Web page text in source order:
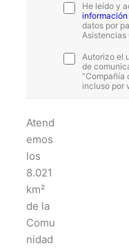
He leído y
información
datos por
Asistencias
Autorizo el
de
“Compañía
incluso por
Atend
emos
los
8.021
km²
de la
Comu
nidad